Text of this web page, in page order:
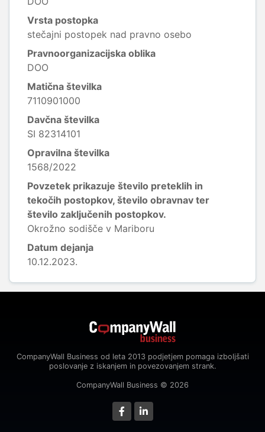
Vrsta postopka
stečajni postopek nad pravno osebo
Pravnoorganizacijska oblika
DOO
Matična številka
7110901000
Davčna številka
SI 82314101
Opravilna številka
1568/2022
Povzetek prikazuje število preteklih in
tekočih postopkov, število obravnav ter
število zaključenih postopkov.
Okrožno sodišče v Mariboru
Datum dejanja
10.12.2023.
CompanyWall Business od leta 2013 podjetjem pomaga izboljšati
poslovanje z iskanjem in povezovanjem strank.
CompanyWall Business © 2026